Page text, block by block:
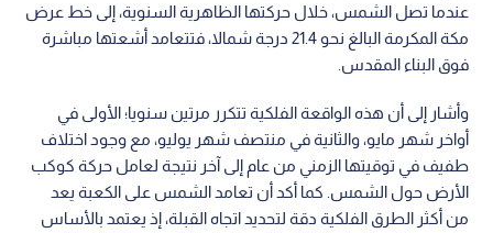
عندما تصل الشمس، خلال حركتها الظاهرية السنوية، إلى خط عرض
مكة المكرمة البالغ نحو 21.4 درجة شمالا، فتتعامد أشعتها مباشرة
فوق البناء المقدس.
وأشار إلى أن هذه الواقعة الفلكية تتكرر مرتين سنويا؛ الأولى في
أواخر شهر مايو، والثانية في منتصف شهر يوليو، مع وجود اختلاف
طفيف في توقيتها الزمني من عام إلى آخر نتيجة لعامل حركة كوكب
الأرض حول الشمس. كما أكد أن تعامد الشمس على الكعبة يعد
من أكثر الطرق الفلكية دقة لتحديد اتجاه القبلة، إذ يعتمد بالأساس